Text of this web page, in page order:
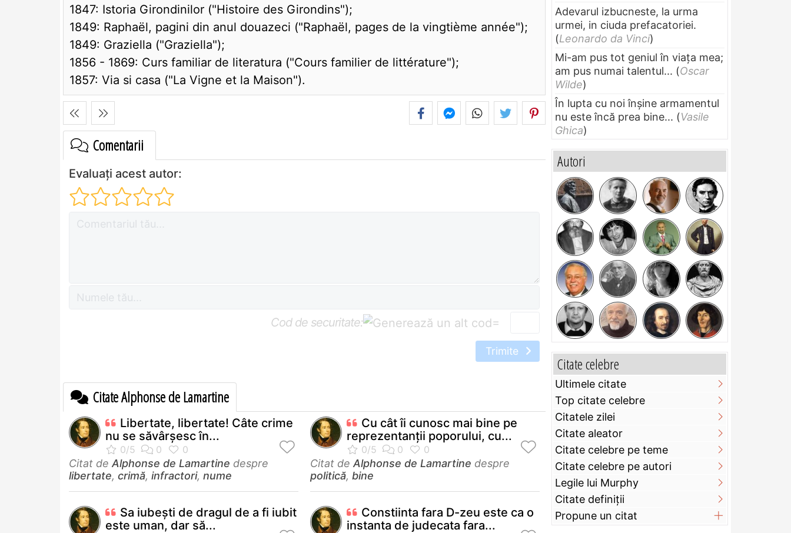
1847: Istoria Girondinilor ("Histoire des Girondins");
1849: Raphaël, pagini din anul douazeci ("Raphaël, pages de la vingtième année");
1849: Graziella ("Graziella");
1856 - 1869: Curs familiar de literatura ("Cours familier de littérature");
1857: Via si casa ("La Vigne et la Maison").
Comentarii
Evaluați acest autor:
Cod de securitate: =
Trimite
Citate Alphonse de Lamartine
Libertate, libertate! Câte crime
nu se săvârșesc în...
Citat de Alphonse de Lamartine despre
libertate, crimă, infractori, nume
Cu cât îi cunosc mai bine pe
reprezentanții poporului, cu...
Citat de Alphonse de Lamartine despre
politică, bine
Sa iubești de dragul de a fi iubit
este uman, dar să...
Constiinta fara D-zeu este ca o
instanta de judecata fara...
Adevarul izbucneste, la urma
urmei, in ciuda prefacatoriei.
(Leonardo da Vinci)
Mi-am pus tot geniul în viața mea;
am pus numai talentul... (Oscar
Wilde)
În lupta cu noi înșine armamentul
nu este încă prea bine... (Vasile
Ghica)
Autori
Citate celebre
Ultimele citate
Top citate celebre
Citatele zilei
Citate aleator
Citate celebre pe teme
Citate celebre pe autori
Legile lui Murphy
Citate definiţii
Propune un citat